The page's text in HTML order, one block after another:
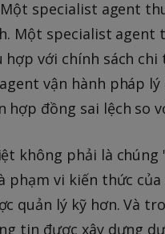
specialist agent
Một specialist agent
hợp với chính sách chi
vận hành pháp lý
hợp đồng sai lệch so
không phải là
phạm vi kiến thức
quản lý kỹ hơn. Và
tin được xây dựng